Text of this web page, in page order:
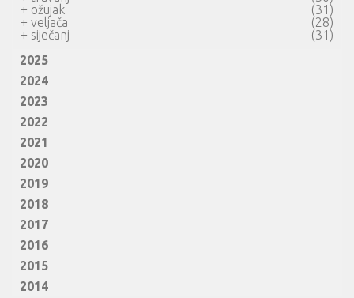
+ ožujak
(31)
+ veljača
(28)
+ siječanj
(31)
2025
2024
2023
2022
2021
2020
2019
2018
2017
2016
2015
2014